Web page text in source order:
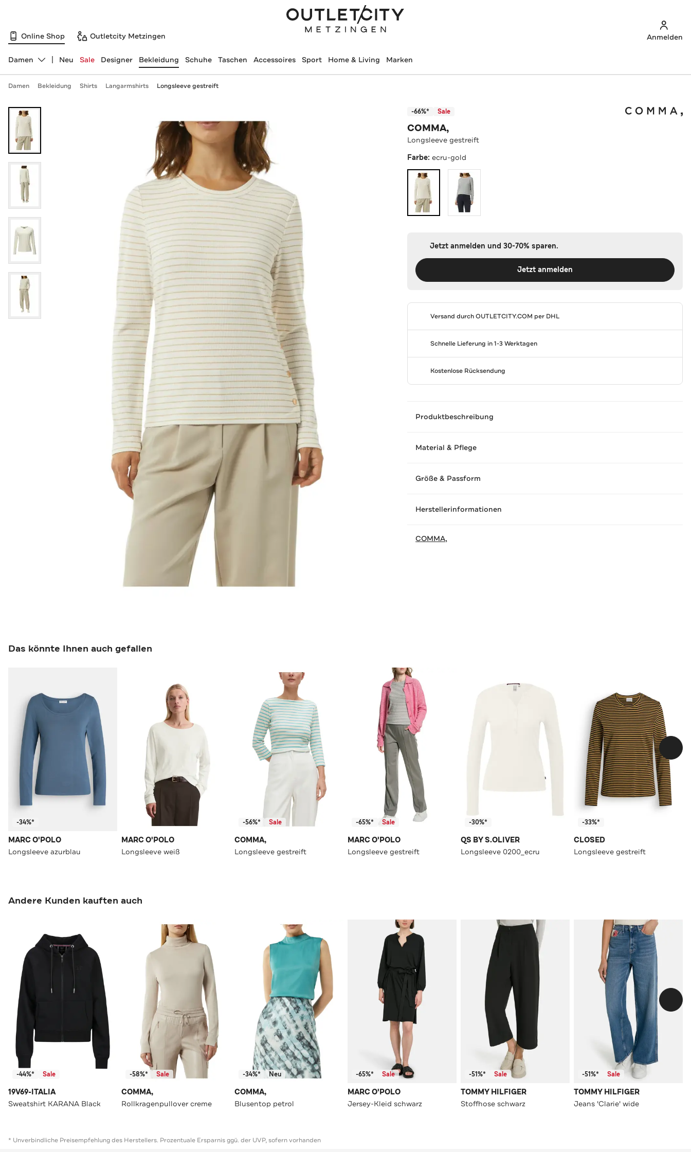
Online Shop Outletcity Metzingen Anmelden
Abteilung ändern, ausgewählt:
Damen Neu Sale Designer Bekleidung Schuhe Taschen Accessoires Sport Home & Living Marken
Damen Bekleidung Shirts Langarmshirts Longsleeve gestreift
-66%* Sale
COMMA,
Longsleeve gestreift
Farbe:ecru-gold
Jetzt anmelden und 30-70% sparen.
Jetzt anmelden
Versand durchOUTLETCITY.COM per DHL
Schnelle Lieferung in 1-3 Werktagen
Kostenlose Rücksendung
Produktbeschreibung
Material & Pflege
Größe & Passform
Herstellerinformationen
COMMA,
Das könnte Ihnen auch gefallen
-34%*
MARC O'POLO
Longsleeve azurblau
MARC O'POLO
Longsleeve weiß
-56%* Sale
COMMA,
Longsleeve gestreift
-65%* Sale
MARC O'POLO
Longsleeve gestreift
-30%*
QS BY S.OLIVER
Longsleeve 0200_ecru
-33%*
CLOSED
Longsleeve gestreift
Andere Kunden kauften auch
-44%* Sale
19V69-ITALIA
Sweatshirt KARANA Black
-58%* Sale
COMMA,
Rollkragenpullover creme
-34%* Neu
COMMA,
Blusentop petrol
-65%* Sale
MARC O'POLO
Jersey-Kleid schwarz
-51%* Sale
TOMMY HILFIGER
Stoffhose schwarz
-51%* Sale
TOMMY HILFIGER
Jeans 'Clarie' wide
* Unverbindliche Preisempfehlung des Herstellers. Prozentuale Ersparnis ggü. der UVP, sofern vorhanden